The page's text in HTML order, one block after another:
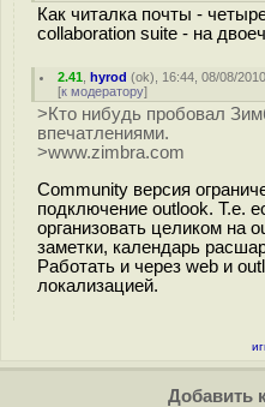
Как читалка почты -
collaboration suite - на
2.41 ,hyrod (ok), 16:44, 08/08/
[к модератору]
>Кто нибудь пробовал
впечатлениями.
>www.zimbra.com
Community версия
подключение outlook. Т.е.
организовать целиком на
заметки, календарь
Работать и через web и
локализацией.
Добавить